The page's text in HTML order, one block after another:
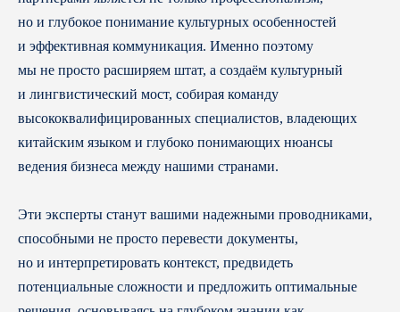
но и глубокое понимание культурных особенностей
и эффективная коммуникация. Именно поэтому
мы не просто расширяем штат, а создаём культурный
и лингвистический мост, собирая команду
высококвалифицированных специалистов, владеющих
китайским языком и глубоко понимающих нюансы
ведения бизнеса между нашими странами.
Эти эксперты станут вашими надежными проводниками,
способными не просто перевести документы,
но и интерпретировать контекст, предвидеть
потенциальные сложности и предложить оптимальные